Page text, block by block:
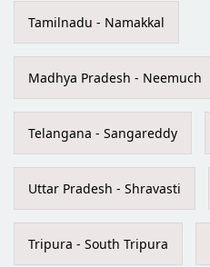
Tamilnadu - Namakkal
Madhya Pradesh - Neemuch
Telangana - Sangareddy
Uttar Pradesh - Shravasti
Tripura - South Tripura